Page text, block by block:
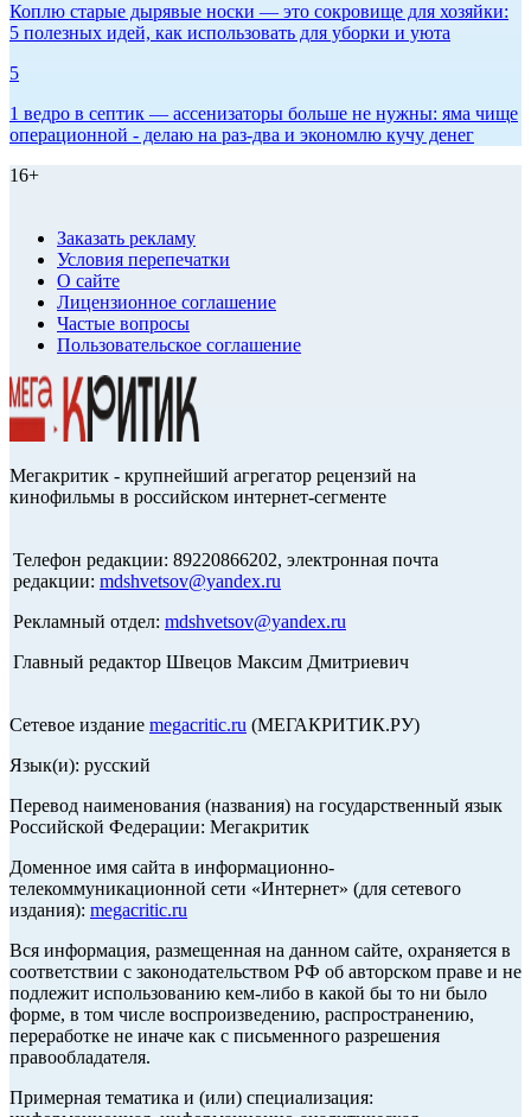
Коплю старые дырявые носки — это сокровище для хозяйки:
5 полезных идей, как использовать для уборки и уюта
5
1 ведро в септик — ассенизаторы больше не нужны: яма чище
операционной - делаю на раз-два и экономлю кучу денег
16+
Заказать рекламу
Условия перепечатки
О сайте
Лицензионное соглашение
Частые вопросы
Пользовательское соглашение
Мегакритик - крупнейший агрегатор рецензий на
кинофильмы в российском интернет-сегменте
Телефон редакции: 89220866202, электронная почта
редакции: mdshvetsov@yandex.ru
Рекламный отдел: mdshvetsov@yandex.ru
Главный редактор Швецов Максим Дмитриевич
Сетевое издание megacritic.ru (МЕГАКРИТИК.РУ)
Язык(и): русский
Перевод наименования (названия) на государственный язык
Российской Федерации: Мегакритик
Доменное имя сайта в информационно-
телекоммуникационной сети «Интернет» (для сетевого
издания): megacritic.ru
Вся информация, размещенная на данном сайте, охраняется в
соответствии с законодательством РФ об авторском праве и не
подлежит использованию кем-либо в какой бы то ни было
форме, в том числе воспроизведению, распространению,
переработке не иначе как с письменного разрешения
правообладателя.
Примерная тематика и (или) специализация: